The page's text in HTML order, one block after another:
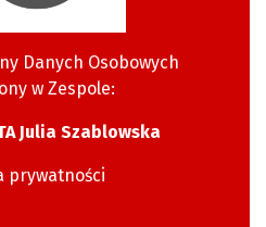
Danych Osobowych
w Zespole:
Julia Szablowska
prywatności